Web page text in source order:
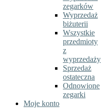
zegarków
Wyprzedaż
biżuterii
Wszystkie
przedmioty
z
wyprzedaży
Sprzedaż
ostateczna
Odnowione
zegarki
Moje konto